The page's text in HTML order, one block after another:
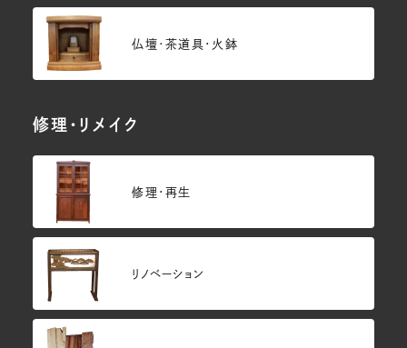
仏壇･茶道具・火鉢
修理・リメイク
修理・再生
リノベーション